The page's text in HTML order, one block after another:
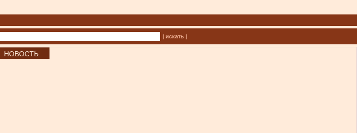
| искать |
НОВОСТЬ